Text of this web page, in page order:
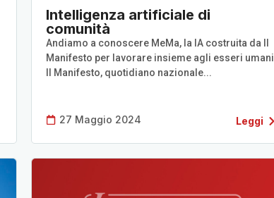
Intelligenza artificiale di
comunità
Andiamo a conoscere MeMa, la IA costruita da Il
Manifesto per lavorare insieme agli esseri umani
Il Manifesto, quotidiano nazionale...
27 Maggio 2024 Leggi